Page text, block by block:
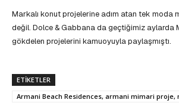
Markalı konut projelerine adım atan tek moda
değil. Dolce & Gabbana da geçtiğimiz aylarda
gökdelen projelerini kamuoyuyla paylaşmıştı.
ETIKETLER
Armani Beach Residences, armani mimari